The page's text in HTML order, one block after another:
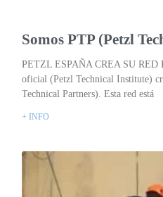
Somos PTP (Petzl
PETZL ESPAÑA CREA SU RED
oficial (Petzl Technical Institute)
Technical Partners). Esta red está
+ INFO